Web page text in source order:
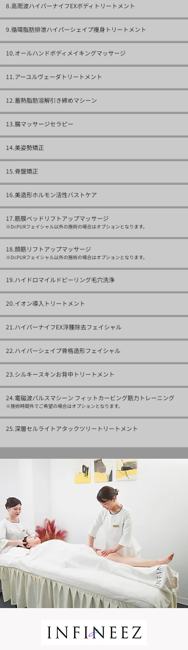
8.高周波ハイパーナイフEXボディトリートメント
9.循環脂肪排泄ハイパーシェイプ痩身トリートメント
10.オールハンドボディメイキングマッサージ
11.アーユルヴェーダトリートメント
12.蓄熱脂肪溶解引き締めマシーン
13.腸マッサージセラピー
14.美姿勢矯正
15.骨盤矯正
16.美造形ホルモン活性バストケア
17.筋膜ベッドリフトアップマッサージ
※​Dr.PURフェイシャル以外の施術の場合はオプションとなります。
18.顔筋リフトアップマッサージ
※​Dr.PURフェイシャル以外の施術の場合はオプションとなります。
19.ハイドロマイルドピーリング毛穴洗浄
20.イオン導入トリートメント
21.ハイパーナイフEX浮腫除去フェイシャル
22.ハイパーシェイプ骨格造形フェイシャル
23.シルキースキンお背中トリートメント
24.電磁波パルスマシーン フィットカービング筋力トレーニング
​※施術時間外でご希望の場合はオプションとなります。
25.深層セルライトアタックツリートリートメント